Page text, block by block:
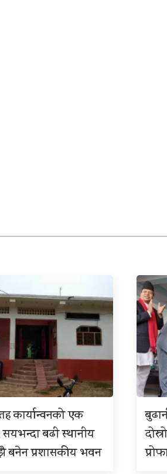
कार्यान्वनको एक
बढी स्थानीय
बनेन प्रशासकीय भवन